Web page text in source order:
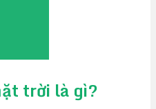
trời là gì?